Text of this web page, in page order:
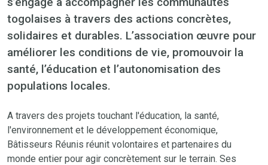
togolaises à travers des actions concrètes,
solidaires et durables. L’association œuvre pour
améliorer les conditions de vie, promouvoir la
santé, l’éducation et l’autonomisation des
populations locales.
A travers des projets touchant l'éducation, la santé,
l'environnement et le développement économique,
Bâtisseurs Réunis réunit volontaires et partenaires du
monde entier pour agir concrètement sur le terrain. Ses